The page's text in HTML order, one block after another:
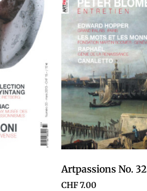
Artpassions No. 32
CHF7.00